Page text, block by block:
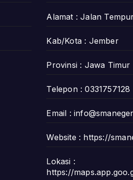
Alamat : Jalan
Kab/Kota : Jember
Provinsi : Jawa Timur
Telepon : 0331757128
Email :
Website : https://
Lokasi :
https://